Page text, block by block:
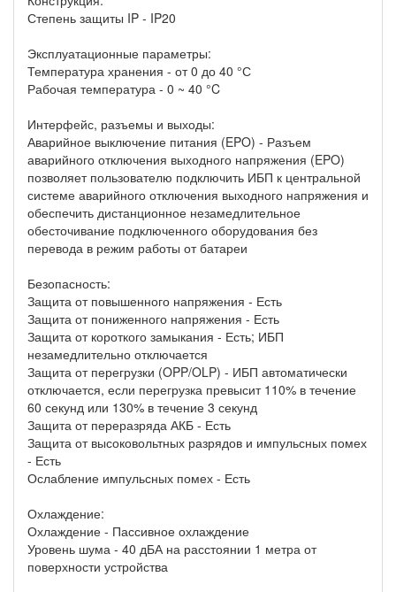
Степень защиты IP - IP20
Эксплуатационные параметры:
Температура хранения - от 0 до 40 °С
Рабочая температура - 0 ~ 40 °C
Интерфейс, разъемы и выходы:
Аварийное выключение питания (EPO) - Разъем
аварийного отключения выходного напряжения (EPO)
позволяет пользователю подключить ИБП к центральной
системе аварийного отключения выходного напряжения и
обеспечить дистанционное незамедлительное
обесточивание подключенного оборудования без
перевода в режим работы от батареи
Безопасность:
Защита от повышенного напряжения - Есть
Защита от пониженного напряжения - Есть
Защита от короткого замыкания - Есть; ИБП
незамедлительно отключается
Защита от перегрузки (OPP/OLP) - ИБП автоматически
отключается, если перегрузка превысит 110% в течение
60 секунд или 130% в течение 3 секунд
Защита от переразряда АКБ - Есть
Защита от высоковольтных разрядов и импульсных помех
- Есть
Ослабление импульсных помех - Есть
Охлаждение:
Охлаждение - Пассивное охлаждение
Уровень шума - 40 дБА на расстоянии 1 метра от
поверхности устройства